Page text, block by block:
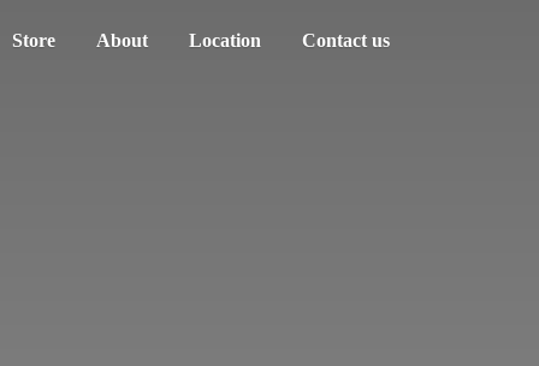
Store About Location Contact us